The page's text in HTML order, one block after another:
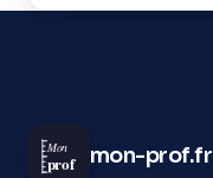
Mon
prof mon-prof.fr